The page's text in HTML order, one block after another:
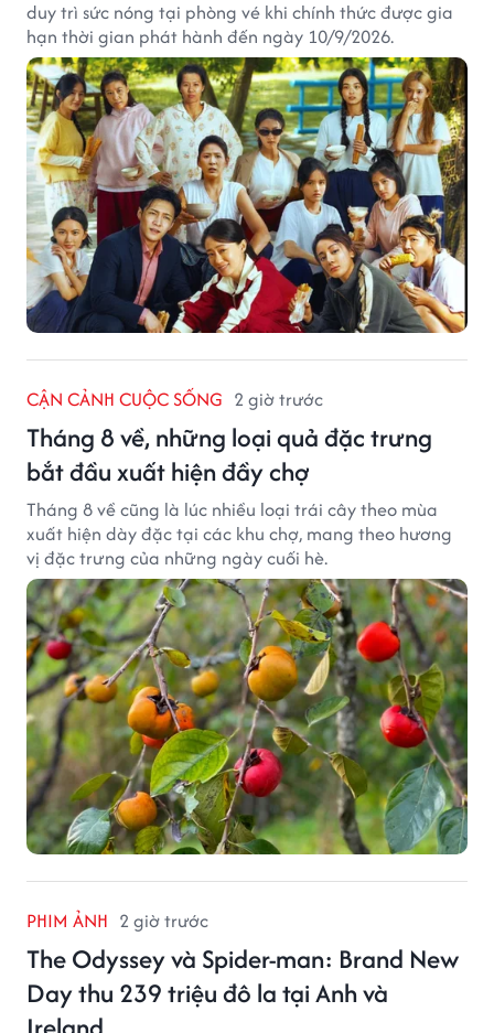
duy trì sức nóng tại phòng vé khi chính thức được gia
hạn thời gian phát hành đến ngày 10/9/2026.
CẬN CẢNH CUỘC SỐNG 2 giờ trước
Tháng 8 về, những loại quả đặc trưng
bắt đầu xuất hiện đầy chợ
Tháng 8 về cũng là lúc nhiều loại trái cây theo mùa
xuất hiện dày đặc tại các khu chợ, mang theo hương
vị đặc trưng của những ngày cuối hè.
PHIM ẢNH 2 giờ trước
The Odyssey và Spider-man: Brand New
Day thu 239 triệu đô la tại Anh và